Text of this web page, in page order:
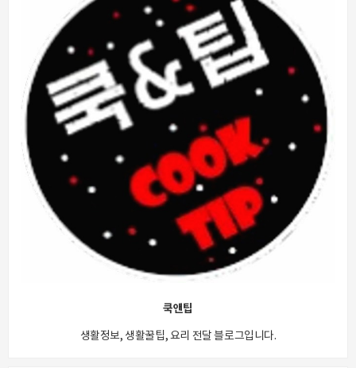
쿡앤팁
생활정보, 생활꿀팁, 요리 전달 블로그입니다.